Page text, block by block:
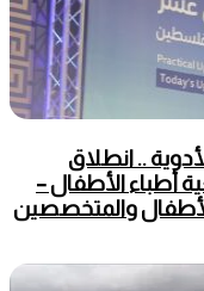
.. انطلاق
أطباء الأطفال –
والمتخصصين